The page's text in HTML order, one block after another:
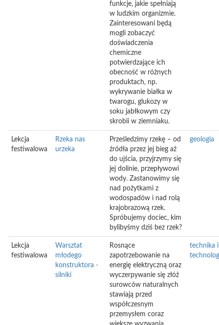
funkcje, jakie spełniają
w ludzkim organizmie.
Zainteresowani będą
mogli zobaczyć
doświadczenia
chemiczne
potwierdzające ich
obecność w różnych
produktach, np.
wykrywanie białka w
twarogu, glukozy w
soku jabłkowym czy
skrobii w ziemniaku.
Lekcja
festiwalowa
Rzeka nas
urzeka
Prześledzimy rzekę – od
źródła przez jej bieg aż
do ujścia, przyjrzymy się
jej dolinie, przepływowi
wody. Zastanowimy się
nad pożytkami z
wodospadów i nad rolą
krajobrazową rzek.
Spróbujemy dociec, kim
bylibyśmy dziś bez rzek?
geologia
Lekcja
festiwalowa
Warsztat
młodego
konstruktora -
silniki
Rosnące
zapotrzebowanie na
energię elektryczną oraz
wyczerpywanie się złóż
surowców naturalnych
stawiają przed
współczesnym
przemysłem coraz
technika i